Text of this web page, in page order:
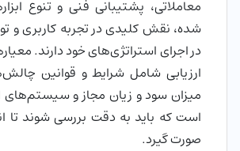
معاملاتی، پشتیبانی فنی و تنوع
شده، نقش کلیدی در تجربه کاربری و
در اجرای استراتژی‌های خود دارند.
ارزیابی شامل شرایط و قوانین
میزان سود و زیان مجاز و سیستم‌های
است که باید به دقت بررسی شوند تا
صورت گیرد.